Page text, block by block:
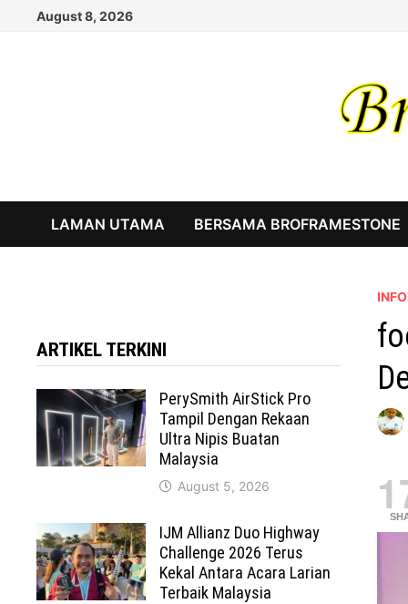
August 8, 2026
LAMAN UTAMA BERSAMA BROFRAMESTONE
ARTIKEL TERKINI
PerySmith AirStick Pro
Tampil Dengan Rekaan
Ultra Nipis Buatan
Malaysia
August 5, 2026
IJM Allianz Duo Highway
Challenge 2026 Terus
Kekal Antara Acara Larian
Terbaik Malaysia